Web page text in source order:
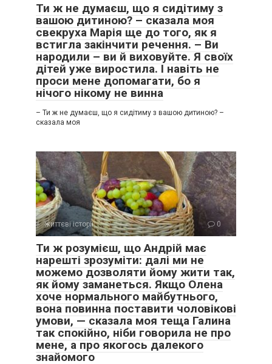
Ти ж не думаєш, що я сидітиму з
вашою дитиною? – сказала моя
свекруха Марія ще до того, як я
встигла закінчити речення. – Ви
народили – ви й виховуйте. Я своїх
дітей уже виростила. І навіть не
проси мене допомагати, бо я
нічого нікому не винна
– Ти ж не думаєш, що я сидітиму з вашою дитиною? –
сказала моя
життєві історії 0
Ти ж розумієш, що Андрій має
нарешті зрозуміти: далі ми не
можемо дозволяти йому жити так,
як йому заманеться. Якщо Олена
хоче нормального майбутнього,
вона повинна поставити чоловікові
умови, — сказала моя теща Галина
так спокійно, ніби говорила не про
мене, а про якогось далекого
знайомого